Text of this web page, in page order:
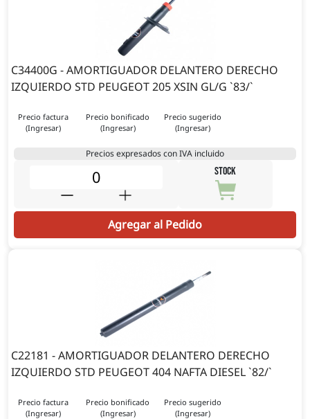
C34400G - AMORTIGUADOR DELANTERO DERECHO
IZQUIERDO STD PEUGEOT 205 XSIN GL/G `83/`
Precio factura
(Ingresar)
Precio bonificado
(Ingresar)
Precio sugerido
(Ingresar)
Precios expresados con IVA incluido
STOCK
Agregar al Pedido
C22181 - AMORTIGUADOR DELANTERO DERECHO
IZQUIERDO STD PEUGEOT 404 NAFTA DIESEL `82/`
Precio factura
(Ingresar)
Precio bonificado
(Ingresar)
Precio sugerido
(Ingresar)